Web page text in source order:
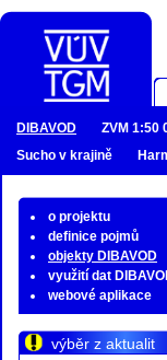
DIBAVOD ZVM 1:50
Sucho v krajině
o projektu
definice pojmů
objekty DIBAVOD
využití dat
webové aplikace
výběr z aktualit